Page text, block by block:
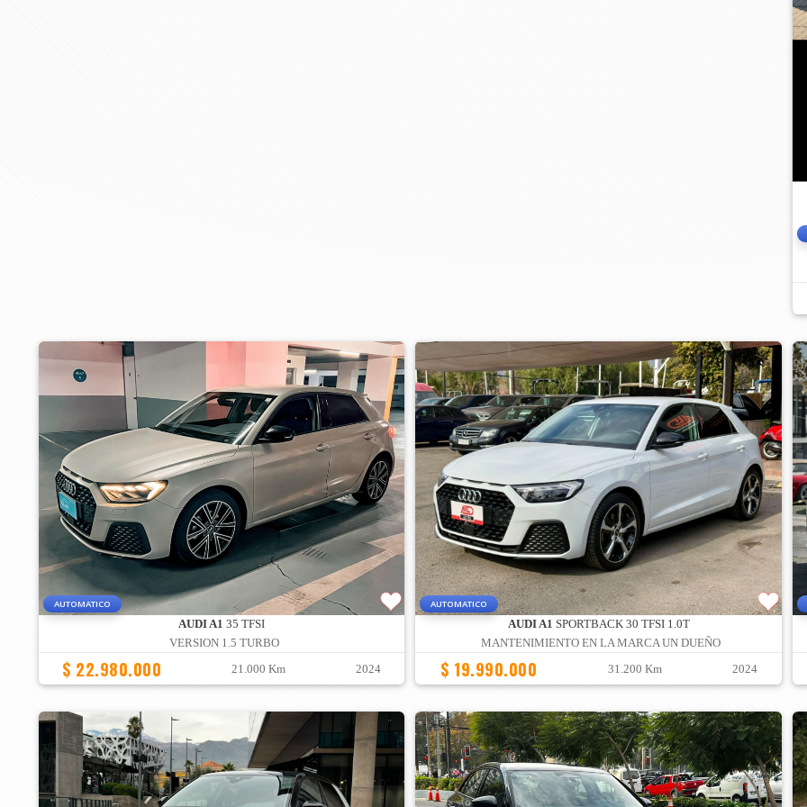
AUTOMATICO
AUDI A1 35 TFSI
VERSION 1.5 TURBO
$ 22.980.000 21.000 Km 2024
AUTOMATICO
AUDI A1 SPORTBACK 30 TFSI 1.0T
MANTENIMIENTO EN LA MARCA UN DUEÑO
$ 19.990.000 31.200 Km 2024